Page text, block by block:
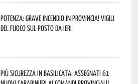
Potenza: grave incendio in Provincia! Vigili
del fuoco sul posto da ieri
Più sicurezza in Basilicata: assegnati 61